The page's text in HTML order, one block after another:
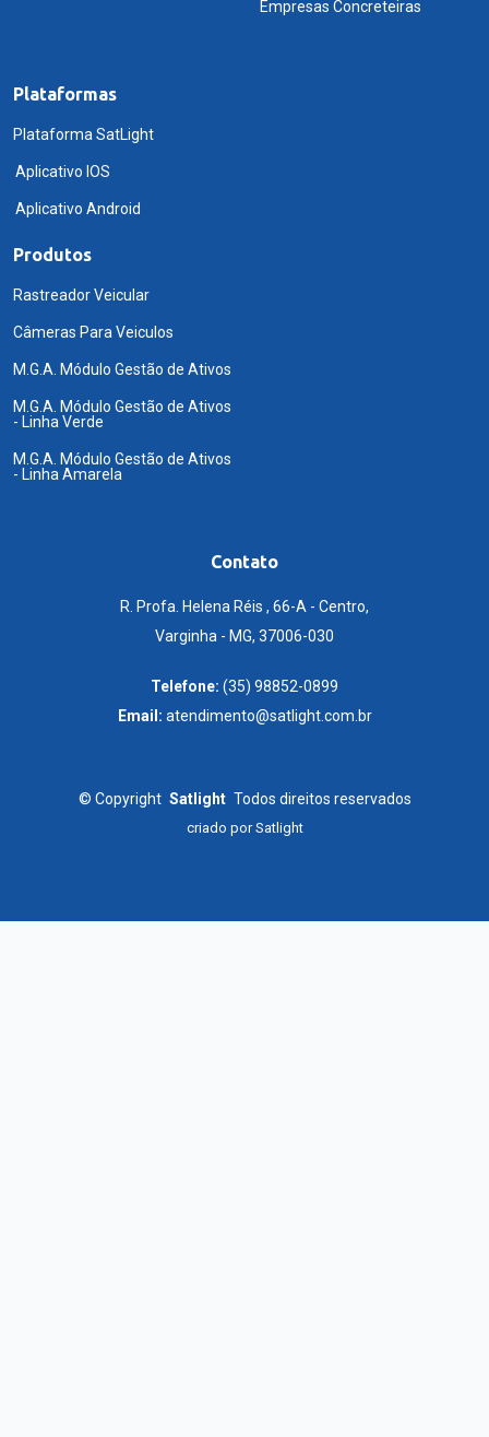
Empresas Concreteiras
Plataformas
Plataforma SatLight
Aplicativo IOS
Aplicativo Android
Produtos
Rastreador Veicular
Câmeras Para Veiculos
M.G.A. Módulo Gestão de Ativos
M.G.A. Módulo Gestão de Ativos
- Linha Verde
M.G.A. Módulo Gestão de Ativos
- Linha Amarela
Contato
R. Profa. Helena Réis , 66-A - Centro,
Varginha - MG, 37006-030
Telefone: (35) 98852-0899
Email: atendimento@satlight.com.br
© Copyright Satlight Todos direitos reservados
criado porSatlight